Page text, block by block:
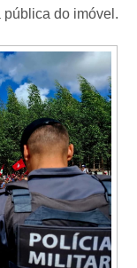
pública do imóvel.